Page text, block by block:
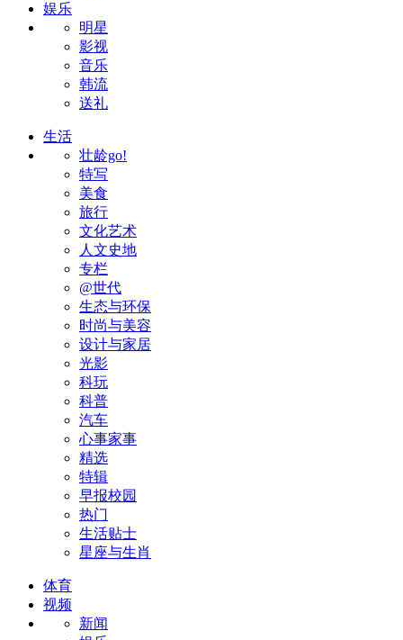
娱乐
明星
影视
音乐
韩流
送礼
生活
壮龄go!
特写
美食
旅行
文化艺术
人文史地
专栏
@世代
生态与环保
时尚与美容
设计与家居
光影
科玩
科普
汽车
心事家事
精选
特辑
早报校园
热门
生活贴士
星座与生肖
体育
视频
新闻